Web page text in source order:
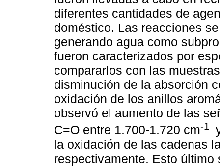
diferentes cantidades de
doméstico. Las reacciones
generando agua como
fueron caracterizados por
compararlos con las
disminución de la absorción
oxidación de los anillos
observó el aumento de las
C=O entre 1.700-1.720 cm-1
la oxidación de las cadenas
respectivamente. Esto